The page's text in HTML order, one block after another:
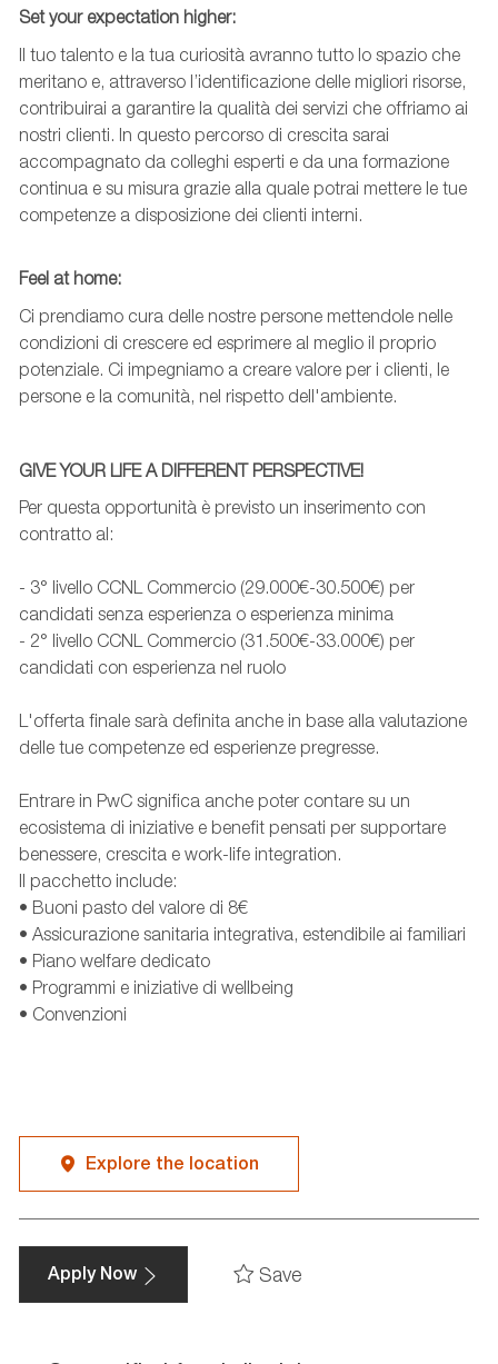
Setyour expectation higher:
Il tuo talento e la tua curiosità avranno tutto lo spazio che
meritano e, attraverso l’identificazione delle migliori risorse,
contribuirai a garantire la qualità dei servizi che offriamo ai
nostri clienti. In questo percorso di crescita sarai
accompagnato da colleghi esperti e da una formazione
continua e su misura grazie alla quale potrai mettere le tue
competenze a disposizione dei clienti interni.
Feel athome:
Ci prendiamo cura delle nostre persone mettendole nelle
condizioni di crescere ed esprimere al meglio il proprio
potenziale. Ci impegniamo a creare valore per i clienti, le
persone e la comunità, nel rispetto dell'ambiente.
GIVE YOUR LIFE A DIFFERENT PERSPECTIVE!
Per questa opportunità è previsto un inserimento con
contratto al:
- 3° livello CCNL Commercio (29.000€-30.500€) per
candidati senza esperienza o esperienza minima
- 2° livello CCNL Commercio (31.500€-33.000€) per
candidati con esperienza nel ruolo
L'offerta finale sarà definita anche in base alla valutazione
delle tue competenze ed esperienze pregresse.
Entrare in PwC significa anche poter contare su un
ecosistema di iniziative e benefit pensati per supportare
benessere, crescita e work-life integration.
Il pacchetto include:
• Buoni pasto del valore di 8€
• Assicurazione sanitaria integrativa, estendibile ai familiari
• Piano welfare dedicato
• Programmi e iniziative di wellbeing
• Convenzioni
Explore the location
Apply Now Save